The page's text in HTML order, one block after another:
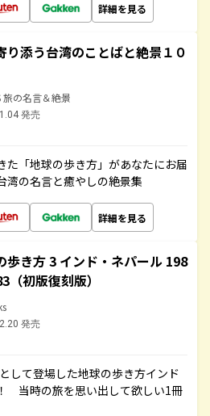
詳細を見る
り添う台湾のことばと絶景１０
旅の名言＆絶景
発売
た「地球の歩き方」があなたにお届
湾の名言と癒やしの絶景集
詳細を見る
歩き方 3 インド・ネパール 198
（初版復刻版）
発売
して登場した地球の歩き方インド
当時の旅を思い出して欲しい1冊